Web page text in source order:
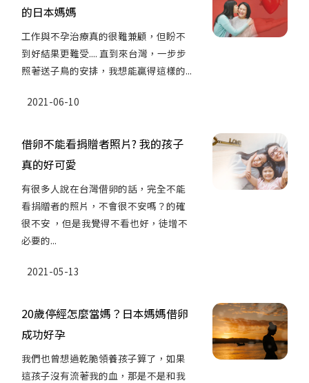
的日本媽媽
工作與不孕治療真的很難兼顧，但盼不
到好結果更難受.... 直到來台灣，一步步
照著送子鳥的安排，我想能贏得這樣的...
2021-06-10
借卵不能看捐贈者照片? 我的孩子
真的好可愛
有很多人說在台灣借卵的話，完全不能
看捐贈者的照片，不會很不安嗎？的確
很不安 ，但是我覺得不看也好，徒增不
必要的...
2021-05-13
20歲停經怎麼當媽？日本媽媽借卵
成功好孕
我們也曾想過乾脆領養孩子算了，如果
這孩子沒有流著我的血，那是不是和我